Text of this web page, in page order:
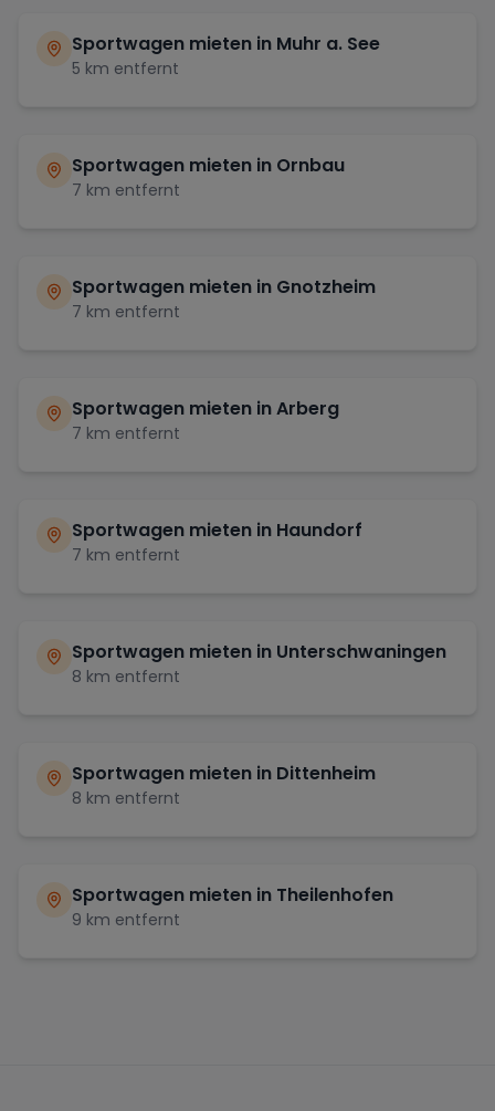
Sportwagen mieten in Muhr a. See
5 km entfernt
Sportwagen mieten in Ornbau
7 km entfernt
Sportwagen mieten in Gnotzheim
7 km entfernt
Sportwagen mieten inArberg
7 km entfernt
Sportwagen mieten in Haundorf
7 km entfernt
Sportwagen mieten in Unterschwaningen
8 km entfernt
Sportwagen mieten in Dittenheim
8 km entfernt
Sportwagen mieten in Theilenhofen
9 km entfernt